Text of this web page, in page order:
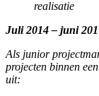
realisatie
Juli 2014 – juni
Als junior
projecten binnen
uit: